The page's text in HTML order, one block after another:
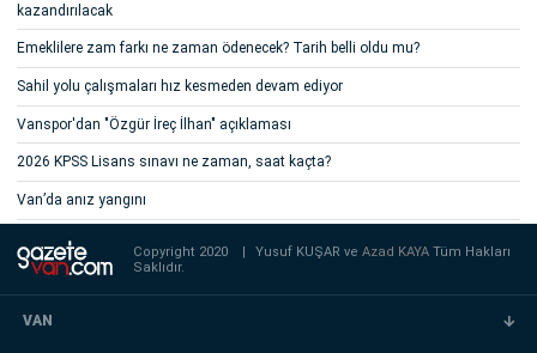
kazandırılacak
Emeklilere zam farkı ne zaman ödenecek? Tarih belli oldu mu?
Sahil yolu çalışmaları hız kesmeden devam ediyor
Vanspor'dan "Özgür İreç İlhan" açıklaması
2026 KPSS Lisans sınavı ne zaman, saat kaçta?
Van’da anız yangını
Copyright 2020 | Yusuf KUŞAR veAzad KAYATüm Hakları
Saklıdır.
VAN